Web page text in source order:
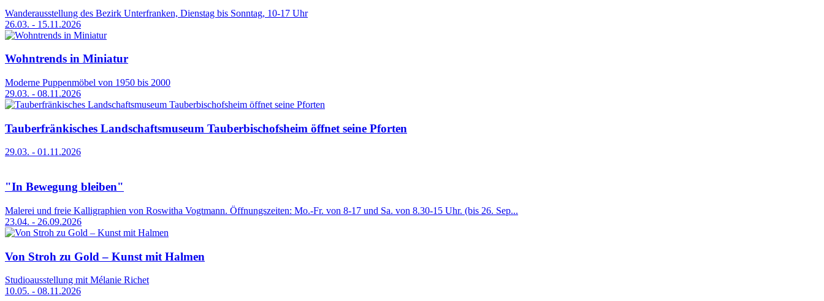
Wanderausstellung des Bezirk Unterfranken, Dienstag bis Sonntag, 10-17 Uhr
26.03. - 15.11.2026
Wohntrends in Miniatur
Moderne Puppenmöbel von 1950 bis 2000
29.03. - 08.11.2026
Tauberfränkisches Landschaftsmuseum Tauberbischofsheim öffnet seine Pforten
29.03. - 01.11.2026
"In Bewegung bleiben"
Malerei und freie Kalligraphien von Roswitha Vogtmann. Öffnungszeiten: Mo.-Fr. von 8-17 und Sa. von 8.30-15 Uhr. (bis 26. Sep...
23.04. - 26.09.2026
Von Stroh zu Gold – Kunst mit Halmen
Studioausstellung mit Mélanie Richet
10.05. - 08.11.2026